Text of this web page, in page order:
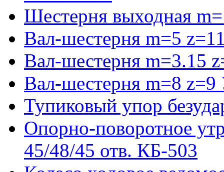
Шестерня выходная
Вал-шестерня m=5
Вал-шестерня m=3.15
Вал-шестерня m=8
Тупиковый упор
Опорно-поворотное
45/48/45 отв. КБ-503